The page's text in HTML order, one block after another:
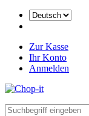
Zur Kasse
Ihr Konto
Anmelden